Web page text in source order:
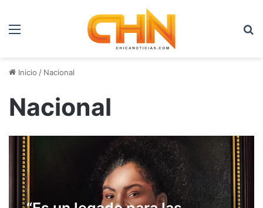
Menú
Inicio / Nacional
Nacional